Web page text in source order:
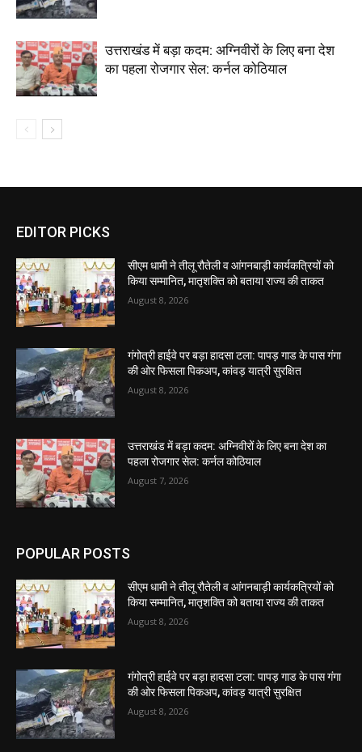
उत्तराखंड में बड़ा कदम: अग्निवीरों के लिए बना देश
का पहला रोजगार सेल: कर्नल कोठियाल
EDITOR PICKS
सीएम धामी ने तीलू रौतेली व आंगनबाड़ी कार्यकत्रियों को
किया सम्मानित, मातृशक्ति को बताया राज्य की ताकत
August 8, 2026
गंगोत्री हाईवे पर बड़ा हादसा टला: पापड़ गाड के पास गंगा
की ओर फिसला पिकअप, कांवड़ यात्री सुरक्षित
August 8, 2026
उत्तराखंड में बड़ा कदम: अग्निवीरों के लिए बना देश का
पहला रोजगार सेल: कर्नल कोठियाल
August 7, 2026
POPULAR POSTS
सीएम धामी ने तीलू रौतेली व आंगनबाड़ी कार्यकत्रियों को
किया सम्मानित, मातृशक्ति को बताया राज्य की ताकत
August 8, 2026
गंगोत्री हाईवे पर बड़ा हादसा टला: पापड़ गाड के पास गंगा
की ओर फिसला पिकअप, कांवड़ यात्री सुरक्षित
August 8, 2026